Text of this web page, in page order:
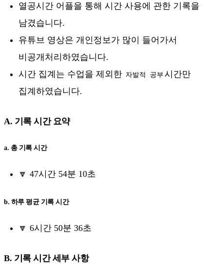
열공시간 어플을 통해 시간 사용에 관한 기록을
남겼습니다.
유튜브 영상은 개인정보가 많이 들어가서
비공개처리하였습니다.
시간 집계는 수업을 제외한 자발적 공부시간만
집계하였습니다.
A. 기록 시간 요약
a. 총 기록 시간
🔽 47시간 54분 10초
b. 하루 평균 기록 시간
🔽 6시간 50분 36초
B. 기록 시간 세부 사항